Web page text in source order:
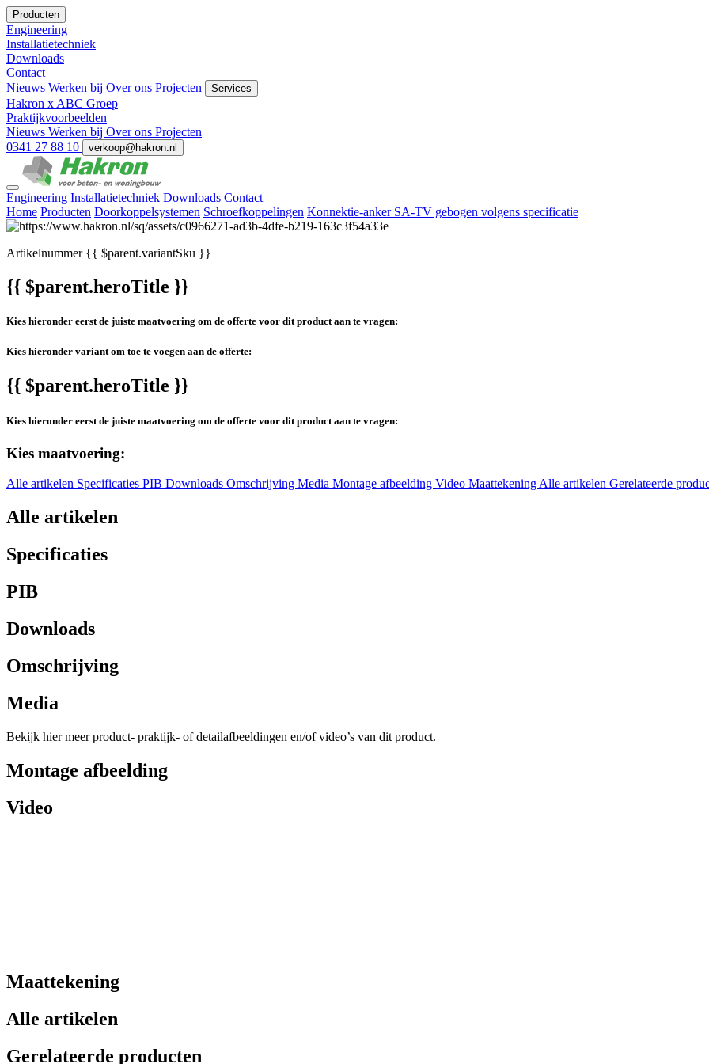
Producten
Engineering
Installatietechniek
Downloads
Contact
Nieuws Werken bij Over ons Projecten Services
Hakron x ABC Groep
Praktijkvoorbeelden
Nieuws Werken bij Over ons Projecten
0341 27 88 10
verkoop@hakron.nl
Engineering Installatietechniek Downloads Contact
Home Producten Doorkoppelsystemen Schroefkoppelingen Konnektie-anker SA-TV gebogen volgens specificatie
Artikelnummer{{ $parent.variantSku }}
{{ $parent.heroTitle }}
Kies hieronder eerst de juiste maatvoering om de offerte voor dit product aan te vragen:
Kies hieronder variant om toe te voegen aan de offerte:
{{ $parent.heroTitle }}
Kies hieronder eerst de juiste maatvoering om de offerte voor dit product aan te vragen:
Kies maatvoering:
Alle artikelen Specificaties PIB Downloads Omschrijving Media Montage afbeelding Video MaattekeningAlle artikelen Gerelateerde
Alle artikelen
Specificaties
PIB
Downloads
Omschrijving
Media
Bekijk hier meer product- praktijk- of detailafbeeldingen en/of video’s van dit product.
Montage afbeelding
Video
Maattekening
Alle artikelen
Gerelateerde producten